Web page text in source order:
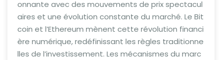
onnante avec des mouvements de prix spectacul
aires et une évolution constante du marché. Le Bit
coin et l’Ethereum mènent cette révolution financi
ère numérique, redéfinissant les règles traditionne
lles de l’investissement. Les mécanismes du marc